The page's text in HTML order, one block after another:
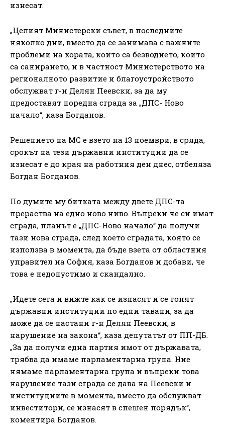
изнесат.
„Целият Министерски съвет, в последните
няколко дни, вместо да се занимава с важните
проблеми на хората, които са безводието, които
са санирането, и в частност Министерството на
регионалното развитие и благоустройството
обслужват г-н Делян Пеевски, за да му
предоставят поредна сграда за „ДПС- Ново
начало“, каза Богданов.
Решението на МС е взето на 13 ноември, в сряда,
срокът на тези държавни институции да се
изнесат е до края на работния ден днес, отбеляза
Богдан Богданов.
По думите му битката между двете ДПС-та
прераства на едно ново ниво. Въпреки че си имат
сграда, планът е „ДПС-Ново начало“ да получи
тази нова сграда, след което сградата, която се
използва в момента, да бъде взета от областния
управител на София, каза Богданов и добави, че
това е недопустимо и скандално.
„Идете сега и вижте как се изнасят и се гонят
държавни институции по едни тавани, за да
може да се настани г-н Делян Пеевски, в
нарушение на закона“, каза депутатът от ПП-ДБ.
„За да получи една партия имот от държавата,
трябва да имаме парламентарна група. Ние
нямаме парламентарна група и въпреки това
нарушение тази сграда се дава на Пеевски и
институциите в момента, вместо да обслужват
инвеститори, се изнасят в спешен порядък“,
коментира Богданов.